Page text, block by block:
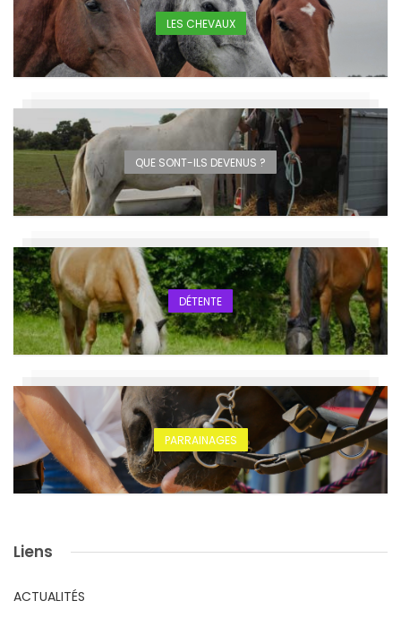
LES CHEVAUX
QUE SONT-ILS DEVENUS ?
DÉTENTE
PARRAINAGES
Liens
ACTUALITÉS